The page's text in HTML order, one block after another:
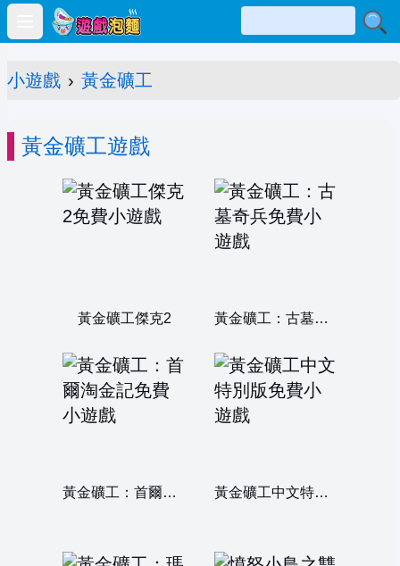
Open main menu
小遊戲 › 黃金礦工
黃金礦工遊戲
黃金礦工傑克2 黃金礦工：古墓奇兵
黃金礦工：首爾淘金記 黃金礦工中文特別版